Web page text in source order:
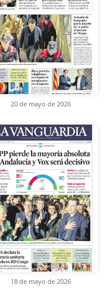
20 de mayo de 2026
18 de mayo de 2026